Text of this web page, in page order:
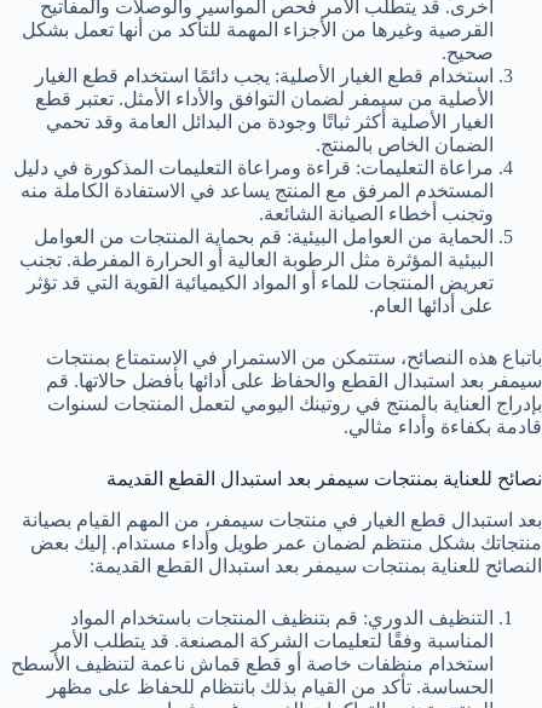
أخرى. قد يتطلب الأمر فحص المواسير والوصلات والمفاتيح
القرصية وغيرها من الأجزاء المهمة للتأكد من أنها تعمل بشكل
صحيح.
استخدام قطع الغيار الأصلية: يجب دائمًا استخدام قطع الغيار
الأصلية من سيمفر لضمان التوافق والأداء الأمثل. تعتبر قطع
الغيار الأصلية أكثر ثباتًا وجودة من البدائل العامة وقد تحمي
الضمان الخاص بالمنتج.
مراعاة التعليمات: قراءة ومراعاة التعليمات المذكورة في دليل
المستخدم المرفق مع المنتج يساعد في الاستفادة الكاملة منه
وتجنب أخطاء الصيانة الشائعة.
الحماية من العوامل البيئية: قم بحماية المنتجات من العوامل
البيئية المؤثرة مثل الرطوبة العالية أو الحرارة المفرطة. تجنب
تعريض المنتجات للماء أو المواد الكيميائية القوية التي قد تؤثر
على أدائها العام.
باتباع هذه النصائح، ستتمكن من الاستمرار في الاستمتاع بمنتجات
سيمفر بعد استبدال القطع والحفاظ على أدائها بأفضل حالاتها. قم
بإدراج العناية بالمنتج في روتينك اليومي لتعمل المنتجات لسنوات
قادمة بكفاءة وأداء مثالي.
نصائح للعناية بمنتجات سيمفر بعد استبدال القطع القديمة
بعد استبدال قطع الغيار في منتجات سيمفر، من المهم القيام بصيانة
منتجاتك بشكل منتظم لضمان عمر طويل وأداء مستدام. إليك بعض
النصائح للعناية بمنتجات سيمفر بعد استبدال القطع القديمة:
التنظيف الدوري: قم بتنظيف المنتجات باستخدام المواد
المناسبة وفقًا لتعليمات الشركة المصنعة. قد يتطلب الأمر
استخدام منظفات خاصة أو قطع قماش ناعمة لتنظيف الأسطح
الحساسة. تأكد من القيام بذلك بانتظام للحفاظ على مظهر